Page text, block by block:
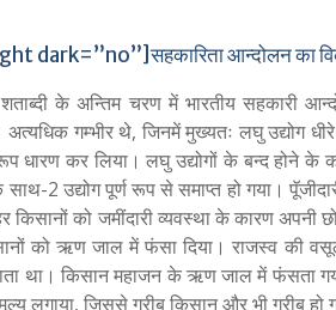
dark=”no”]सहकारिता आन्दोलन का
शताब्दी के अन्तिम चरण में भारतीय सहकारी
अत्यधिक गम्भीर थे, जिनमें मुख्यतः लघु उद्योग
धारण कर लिया। लघु उद्योगों के बन्द होने के
साथ-2 उद्योग पूर्ण रूप से समाप्त हो गया।
किसानों को जमींदारी व्यवस्था के कारण
को ऋण जाल में फंसा दिया। राजस्व की
था। किसान महाजन के ऋण जाल में फंसता
लगाया, जिससे गरीब किसान और भी गरीब हो